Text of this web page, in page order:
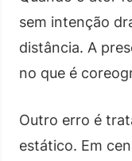
sem intenção
distância. A
no que é
Outro erro é
estático. Em